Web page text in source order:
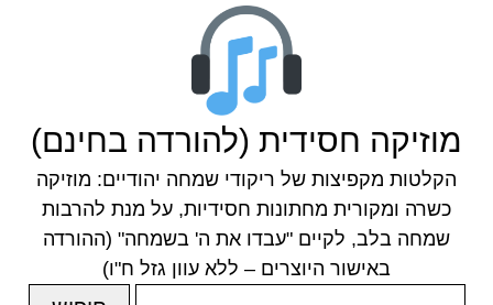
מוזיקה חסידית (להורדה בחינם)
הקלטות מקפיצות של ריקודי שמחה יהודיים: מוזיקה
כשרה ומקורית מחתונות חסידיות, על מנת להרבות
שמחה בלב, לקיים "עבדו את ה' בשמחה" (ההורדה
באישור היוצרים – ללא עוון גזל ח"ו)